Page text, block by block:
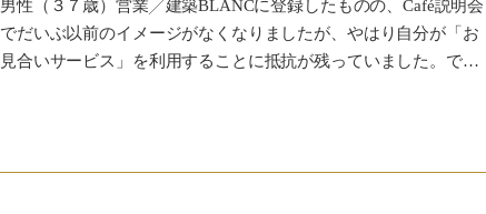
男性（３７歳）営業╱建築BLANCに登録したものの、Café説明会
でだいぶ以前のイメージがなくなりましたが、やはり自分が「お
見合いサービス」を利用することに抵抗が残っていました。で…